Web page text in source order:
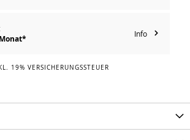
Info
19% VERSICHERUNGSSTEUER